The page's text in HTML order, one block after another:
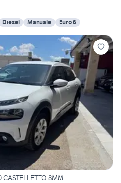
Diesel Manuale Euro 6
8MM